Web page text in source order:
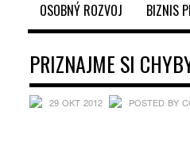
OSOBNÝ ROZVOJ BIZNIS
PRIZNAJME SI
29 OKT 2012 POSTED BY